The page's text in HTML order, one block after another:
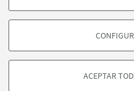
COOKIES DE PERFIL -
usuarios, crear perfiles basados en
análisis de marketing.
ACEPTAR
©Copyright 2026 - ALMA
Legalidad -